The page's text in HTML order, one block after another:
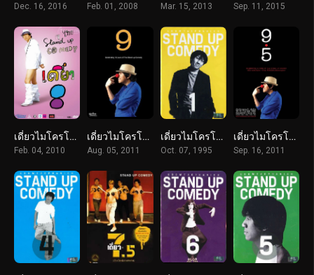
Dec. 16, 2016 Feb. 01, 2008 Mar. 15, 2013 Sep. 11, 2015
เดี่ยวไมโครโฟน 8 (2010) Deaw 8
Feb. 04, 2010
เดี่ยวไมโครโฟน 9 (2011) Deaw 9
Aug. 05, 2011
เดี่ยวไมโครโฟน 1 (1995) Deaw 1
Oct. 07, 1995
เดี่ยวไมโครโฟน 9.5 (2011) Deaw 9.5
Sep. 16, 2011